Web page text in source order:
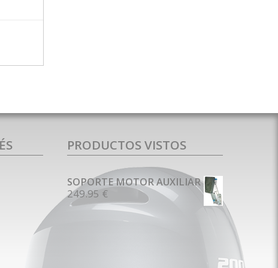
PRODUCTOS VISTOS
SOPORTE MOTOR AUXILIAR
249.95 €